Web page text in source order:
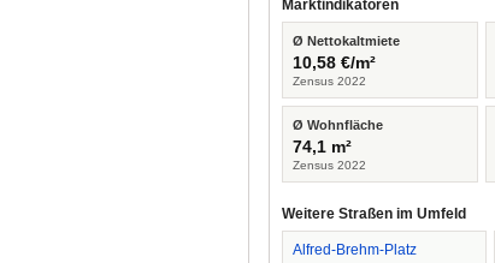
Marktindikatoren
Ø Nettokaltmiete
10,58 €/m²
Zensus 2022
Ø Wohnfläche
74,1 m²
Zensus 2022
Weitere Straßen im Umfeld
Alfred-Brehm-Platz